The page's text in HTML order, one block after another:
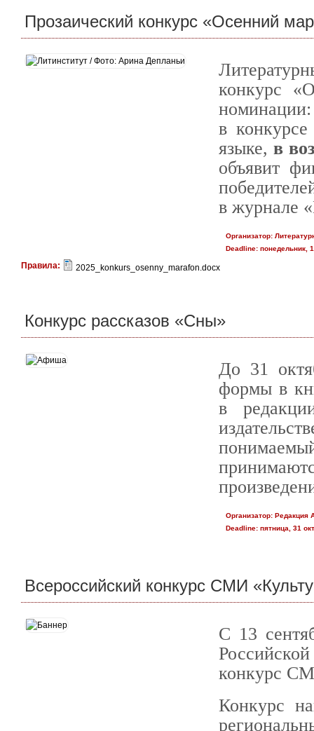
Прозаический конкурс «Осенний
конкурс
номинации:
в
языке,в
объявит
в журнале
Организатор:
Deadline:понедельник,
Правила: 2025_konkurs_osenny_marafon.docx
Конкурс рассказов «Сны»
До 31
формы в
в
Организатор:Редакция
Deadline:пятница, 31
Всероссийский конкурс СМИ
С 13
конкурс
Конкурс